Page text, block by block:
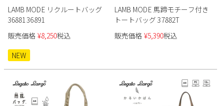
ブーツ
Parade
SKECHERS
ブーツ
フォーマル
ブーツ
Parade
メンズSALE
キッズSALE
リュック
ボディバッグ
ハンドバッグ
ビジネスバッグ
ケア用品
雑貨
詳細検索
ご利用ガイド
LAMB MODE リクルートバッグ
36881 36891
販売価格 ¥8,250税込
NEW
LAMB MODE 馬蹄モチーフ付き
トートバッグ 37882T
販売価格 ¥5,390税込